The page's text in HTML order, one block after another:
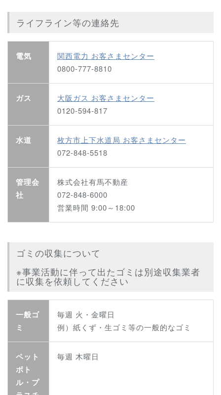
ライフライン等の連絡先
電気
関西電力 お客さまセンター
0800-777-8810
ガス
大阪ガス お客さまセンター
0120-594-817
水道
枚方市上下水道局 お客さまセンター
072-848-5518
管理会
社
株式会社有馬不動産
072-848-6000
営業時間 9:00～18:00
ゴミの収集について
※事業活動に伴って出たゴミは別途収集業者
に収集を依頼してください
一般ゴ
ミ
毎週 火・金曜日
例）紙くず・生ゴミ等の一般的なゴミ
ペット
ボト
ル・プ
毎週 木曜日